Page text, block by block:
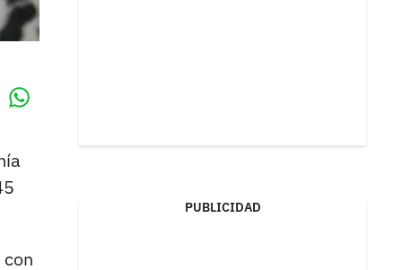
PUBLICIDAD